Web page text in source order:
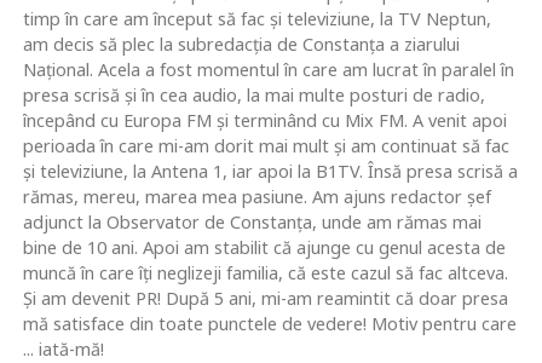
timp în care am început să fac şi televiziune, la TV Neptun,
am decis să plec la subredacţia de Constanţa a ziarului
Naţional. Acela a fost momentul în care am lucrat în paralel în
presa scrisă şi în cea audio, la mai multe posturi de radio,
începând cu Europa FM şi terminând cu Mix FM. A venit apoi
perioada în care mi-am dorit mai mult şi am continuat să fac
şi televiziune, la Antena 1, iar apoi la B1TV. Însă presa scrisă a
rămas, mereu, marea mea pasiune. Am ajuns redactor şef
adjunct la Observator de Constanţa, unde am rămas mai
bine de 10 ani. Apoi am stabilit că ajunge cu genul acesta de
muncă în care îţi neglizeji familia, că este cazul să fac altceva.
Şi am devenit PR! După 5 ani, mi-am reamintit că doar presa
mă satisface din toate punctele de vedere! Motiv pentru care
... iată-mă!